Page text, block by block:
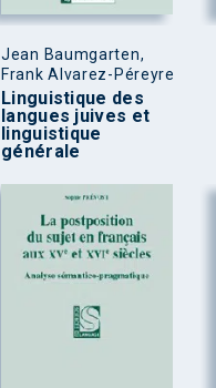
Jean Baumgarten,
Frank Alvarez-Péreyre
Linguistique des
langues juives et
linguistique
générale